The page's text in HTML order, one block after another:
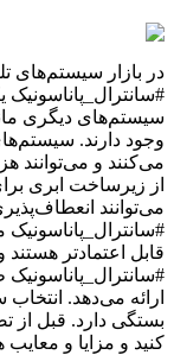
در بازار سیستم‌های
می‌کنند و می‌توانند
از زیرساخت ابری
می‌توانند
قابل اعتمادتر
ارائه می‌دهد.
بستگی دارد. قبل از
کنید و مزایا و معایب